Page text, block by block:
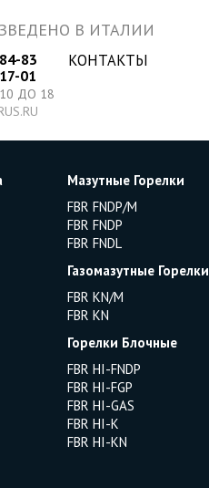
В ИТАЛИИ
83
01
ДО 18
КОНТАКТЫ
Мазутные Горелки
FBR FNDP/M
FBR FNDP
FBR FNDL
Газомазутные Горелки
FBR KN/M
FBR KN
Горелки Блочные
FBR HI-FNDP
FBR HI-FGP
FBR HI-GAS
FBR HI-K
FBR HI-KN